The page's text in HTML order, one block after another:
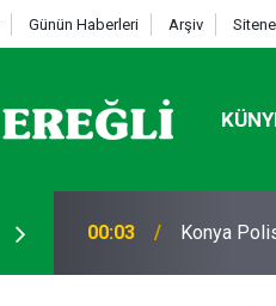
Günün Haberleri Arşiv
20:13
AVRUPA
BAŞLADI